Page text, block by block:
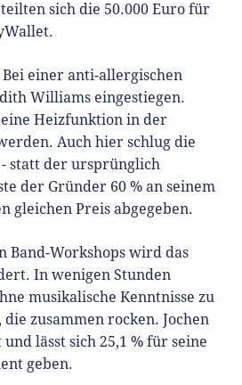
sich die 50.000 Euro für
Bei einer anti-allergischen
Williams eingestiegen.
Heizfunktion in der
Auch hier schlug die
statt der ursprünglich
der Gründer 60 % an seinem
gleichen Preis abgegeben.
Band-Workshops wird das
In wenigen Stunden
musikalische Kenntnisse zu
zusammen rocken. Jochen
lässt sich 25,1 % für seine
geben.